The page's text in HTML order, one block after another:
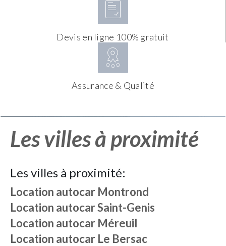
Devis en ligne 100% gratuit
Assurance & Qualité
Les villes à proximité
Les villes à proximité:
Location autocar Montrond
Location autocarSaint-Genis
Location autocar Méreuil
Location autocar Le Bersac